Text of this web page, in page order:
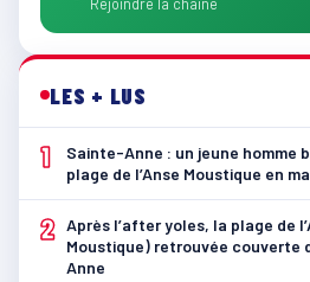
LES + LUS
1
Sainte-Anne : un jeune homme
plage de l’Anse Moustique en
2 Après l’after yoles, la plage de
Moustique) retrouvée couverte
Anne